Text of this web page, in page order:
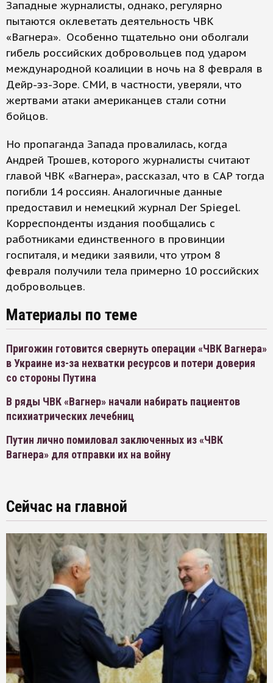
Западные журналисты, однако, регулярно
пытаются оклеветать деятельность ЧВК
«Вагнера». Особенно тщательно они оболгали
гибель российских добровольцев под ударом
международной коалиции в ночь на 8 февраля в
Дейр-эз-Зоре. СМИ, в частности, уверяли, что
жертвами атаки американцев стали сотни
бойцов.
Но пропаганда Запада провалилась, когда
Андрей Трошев, которого журналисты считают
главой ЧВК «Вагнера», рассказал, что в САР тогда
погибли 14 россиян. Аналогичные данные
предоставил и немецкий журнал Der Spiegel.
Корреспонденты издания пообщались с
работниками единственного в провинции
госпиталя, и медики заявили, что утром 8
февраля получили тела примерно 10 российских
добровольцев.
Материалы по теме
Пригожин готовится свернуть операции «ЧВК Вагнера»
в Украине из-за нехватки ресурсов и потери доверия
со стороны Путина
В ряды ЧВК «Вагнер» начали набирать пациентов
психиатрических лечебниц
Путин лично помиловал заключенных из «ЧВК
Вагнера» для отправки их на войну
Сейчас на главной